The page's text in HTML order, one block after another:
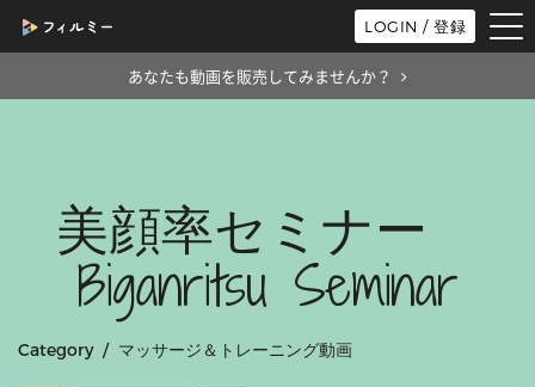
LOGIN / 登録
あなたも動画を販売してみませんか？
美顔率セミナー
Biganritsu Seminar
Category / マッサージ＆トレーニング動画